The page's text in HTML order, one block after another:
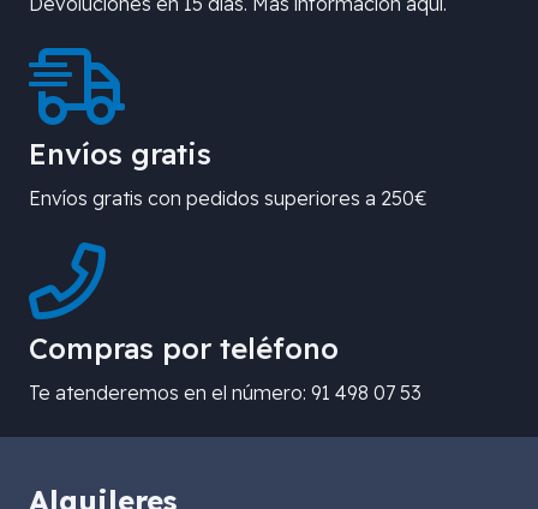
Envíos gratis
Envíos gratis con pedidos superiores a 250€
Compras por teléfono
Te atenderemos en el número: 91 498 07 53
Alquileres